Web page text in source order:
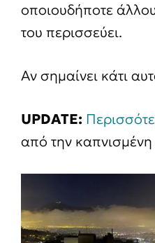
οποιουδήποτε
του περισσεύει.
Αν σημαίνει κάτι
UPDATE:
από την